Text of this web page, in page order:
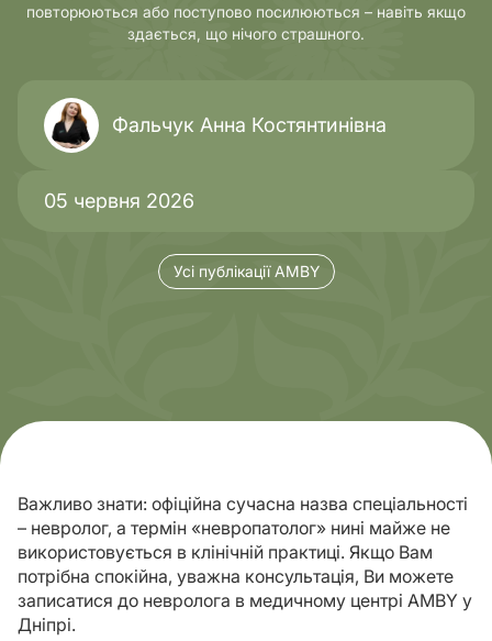
повторюються або поступово посилюються – навіть якщо
здається, що нічого страшного.
Фальчук Анна Костянтинівна
05 червня 2026
Усі публікації AMBY
Важливо знати: офіційна сучасна назва спеціальності
– невролог, а термін «невропатолог» нині майже не
використовується в клінічній практиці. Якщо Вам
потрібна спокійна, уважна консультація, Ви можете
записатися до невролога в медичному центрі AMBY у
Дніпрі.